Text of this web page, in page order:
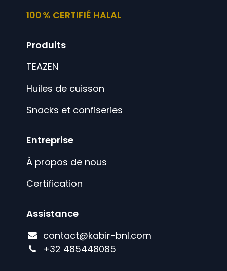
100 % CERTIFIÉ HALAL
Produits
TEAZEN
Huiles de cuisson
Snacks et confiseries
Entreprise
À propos de nous
Certification
Assistance
contact@kabir-bnl.com
+32 485448085